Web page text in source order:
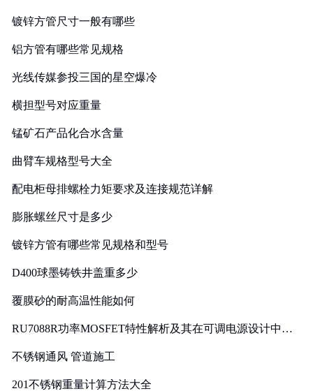
镀锌方管尺寸一般有哪些
铝方管有哪些常见规格
光线传媒参投三国的星空爆冷
横担型号对应重量
锰矿石产品化合水含量
曲臂车规格型号大全
配电柜母排螺栓力矩要求及连接规范详解
膨胀螺丝尺寸是多少
镀锌方管有哪些常见规格和型号
D400球墨铸铁井盖重多少
覆膜砂的耐高温性能如何
RU7088R功率MOSFET特性解析及其在可调电源设计中的
不锈钢通风 管道施工
201不锈钢重量计算方法大全